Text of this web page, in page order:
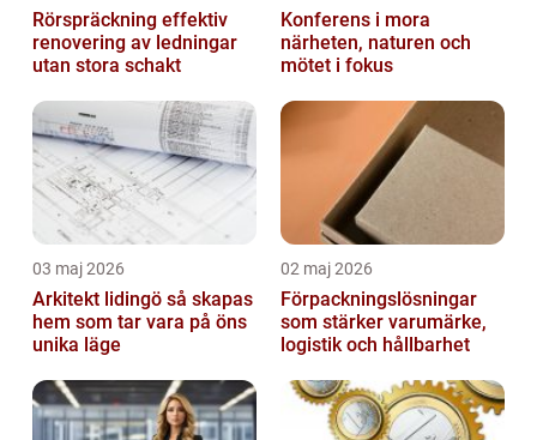
Rörspräckning effektiv
renovering av ledningar
utan stora schakt
Konferens i mora
närheten, naturen och
mötet i fokus
03 maj 2026
Arkitekt lidingö så skapas
hem som tar vara på öns
unika läge
02 maj 2026
Förpackningslösningar
som stärker varumärke,
logistik och hållbarhet